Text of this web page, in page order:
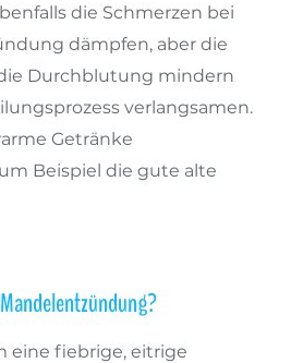
die Schmerzen bei
dämpfen, aber die
Durchblutung mindern
verlangsamen.
Getränke
Beispiel die gute alte
eine fiebrige, eitrige